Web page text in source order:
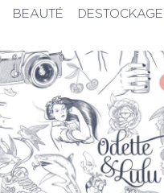
BEAUTÉ DESTOCKAGE